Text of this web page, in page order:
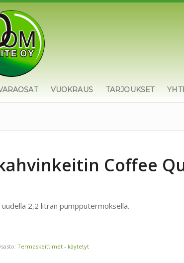
VUOKRAUS TARJOUKSET
Coffee
2,2 litran pumpputermoksella.
Termoskeittimet - käytetyt